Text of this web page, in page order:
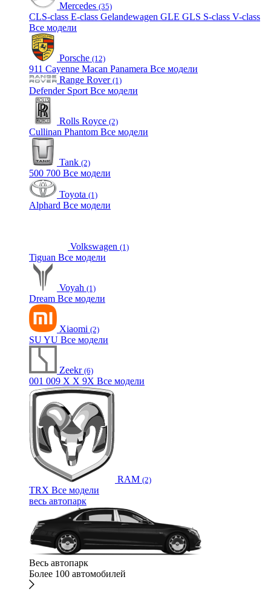
Mercedes (35)
CLS-class E-class Gelandewagen GLE GLS S-class V-class
Все модели
Porsche (12)
911 Cayenne Macan Panamera Все модели
Range Rover (1)
Defender Sport Все модели
Rolls Royce (2)
Cullinan Phantom Все модели
Tank (2)
500 700 Все модели
Toyota (1)
Alphard Все модели
Volkswagen (1)
Tiguan Все модели
Voyah (1)
Dream Все модели
Xiaomi (2)
SUYU Все модели
Zeekr (6)
001 009 X X 9X Все модели
RAM (2)
TRX Все модели
весь автопарк
Весь автопарк
Более 100 автомобилей